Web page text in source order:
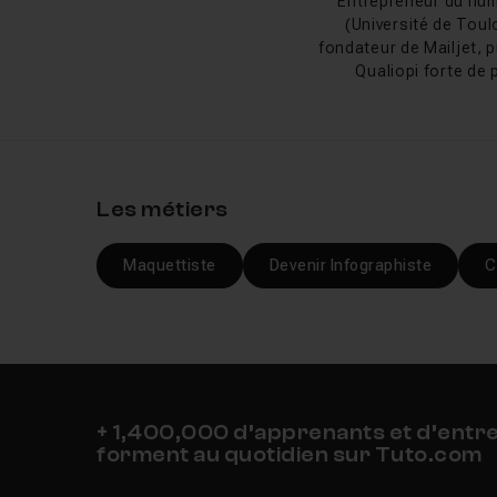
Parmi les
pour leur approche
tandis que Jérome
Layout, un système
automatiquement aux
Historique
(Université de
fondateur de Mailjet,
Qualiopi forte de
Les métiers
Maquettiste Devenir Infographiste
+ 1,400,000 d’apprenants et
forment au quotidien sur Tuto.com